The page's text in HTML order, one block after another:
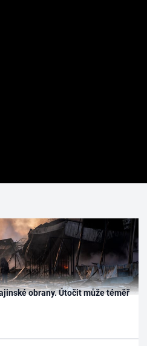
obrany. Útočit může téměř